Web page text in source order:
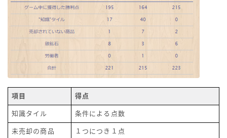
項目 得点
知識タイル 条件による点数
未売却の商品 １つにつき１点